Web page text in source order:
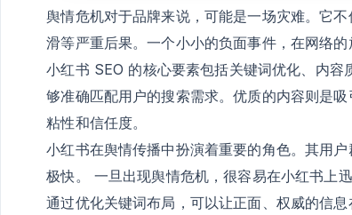
舆情危机对于品牌来说，可能是一场灾难。它
滑等严重后果。一个小小的负面事件，在网络
小红书 SEO 的核心要素包括关键词优化、内
够准确匹配用户的搜索需求。优质的内容则是
粘性和信任度。
小红书在舆情传播中扮演着重要的角色。其用
极快。 一旦出现舆情危机，很容易在小红书上迅
通过优化关键词布局，可以让正面、权威的信